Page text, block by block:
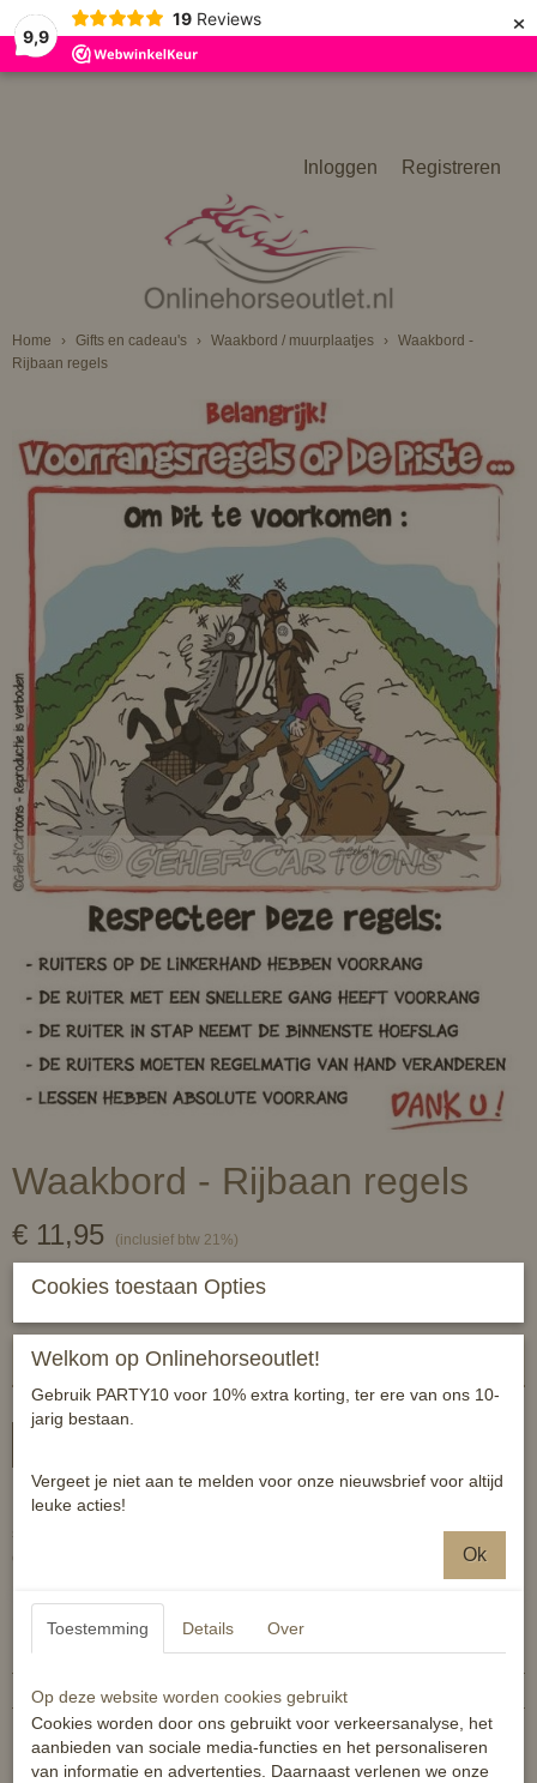
9,9
19 Reviews ×
Inloggen Registreren
Home › Gifts en cadeau's › Waakbord / muurplaatjes › Waakbord -
Rijbaan regels
Waakbord - Rijbaan regels
€ 11,95 (inclusief btw 21%)
Niet op voorraad
Aantal
Kunststof bordje met vrolijke opdruk. Grappige bordjes met een
serieuze ondertoon. Hang hem aan de muur, bij de stal, of waar
dan ook en breng een lach op een ieders gezicht.
Specificaties
Productcode 8720574869798
EAN code 8720574869798
Reacties
Cookies toestaan Opties
Welkom op Onlinehorseoutlet!
Gebruik PARTY10 voor 10% extra korting, ter ere van ons 10-
jarig bestaan.
Vergeet je niet aan te melden voor onze nieuwsbrief voor altijd
leuke acties!
Ok
Toestemming Details Over
Op deze website worden cookies gebruikt
Cookies worden door ons gebruikt voor verkeersanalyse, het
aanbieden van sociale media-functies en het personaliseren
van informatie en advertenties. Daarnaast verlenen we onze